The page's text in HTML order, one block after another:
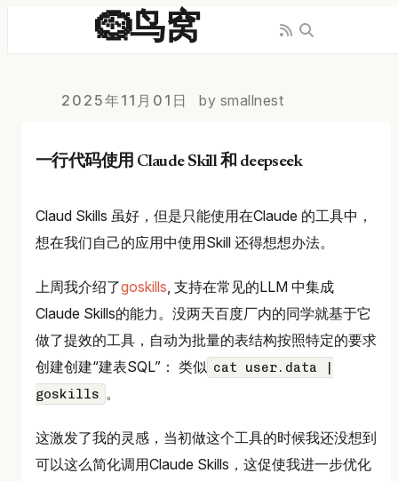
🪹鸟窝
2025年11月01日 by smallnest
一行代码使用 Claude Skill 和 deepseek
Claud Skills 虽好，但是只能使用在Claude 的工具中，
想在我们自己的应用中使用Skill 还得想想办法。
上周我介绍了goskills, 支持在常见的LLM 中集成
Claude Skills的能力。没两天百度厂内的同学就基于它
做了提效的工具，自动为批量的表结构按照特定的要求
创建创建“建表SQL”： 类似 cat user.data |
goskills 。
这激发了我的灵感，当初做这个工具的时候我还没想到
可以这么简化调用Claude Skills，这促使我进一步优化